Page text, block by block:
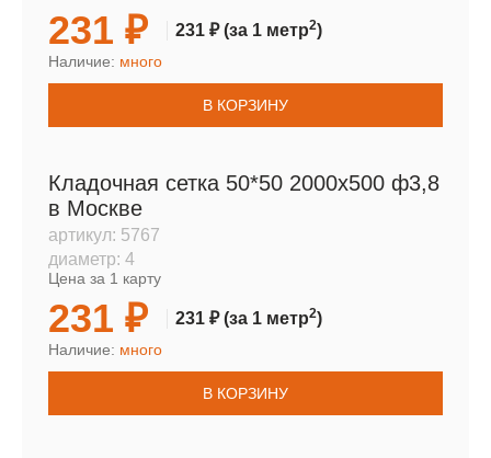
231 ₽ 231 ₽(за 1 метр2)
Наличие: много
В КОРЗИНУ
Кладочная сетка 50*50 2000х500 ф3,8
в Москве
артикул: 5767
диаметр: 4
Цена за 1 карту
231 ₽ 231 ₽(за 1 метр2)
Наличие: много
В КОРЗИНУ